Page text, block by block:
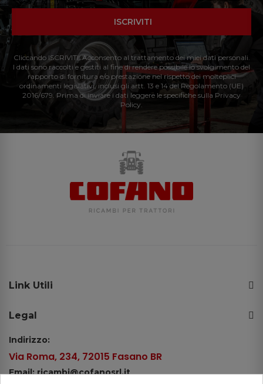
ISCRIVITI
Cliccando ISCRIVITI: Acconsento al trattamento dei miei dati personali.
I dati sono raccolti e gestiti al fine di rendere possibile lo svolgimento del
rapporto di fornitura e/o prestazione nel rispetto dei molteplici
ordinamenti legislativi, inclusi gli artt. 13 e 14 del Regolamento (UE)
2016/679. Prima di inviare i dati leggere le specifiche sulla Privacy
Policy.
Link Utili
Legal
Indirizzo:
Via Roma, 234, 72015 Fasano BR
Email: ricambi@cofanosrl.it